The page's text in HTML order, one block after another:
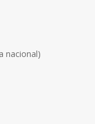
nacional)